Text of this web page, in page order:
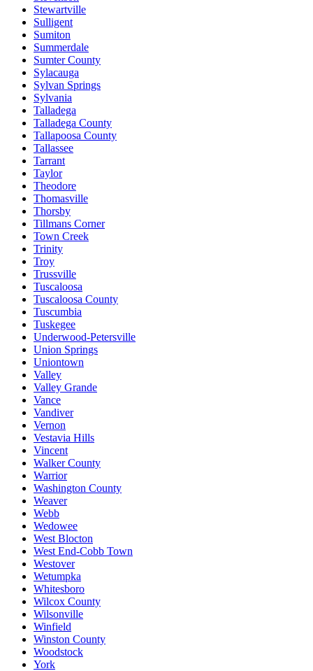
Stewartville
Sulligent
Sumiton
Summerdale
Sumter County
Sylacauga
Sylvan Springs
Sylvania
Talladega
Talladega County
Tallapoosa County
Tallassee
Tarrant
Taylor
Theodore
Thomasville
Thorsby
Tillmans Corner
Town Creek
Trinity
Troy
Trussville
Tuscaloosa
Tuscaloosa County
Tuscumbia
Tuskegee
Underwood-Petersville
Union Springs
Uniontown
Valley
Valley Grande
Vance
Vandiver
Vernon
Vestavia Hills
Vincent
Walker County
Warrior
Washington County
Weaver
Webb
Wedowee
West Blocton
West End-Cobb Town
Westover
Wetumpka
Whitesboro
Wilcox County
Wilsonville
Winfield
Winston County
Woodstock
York